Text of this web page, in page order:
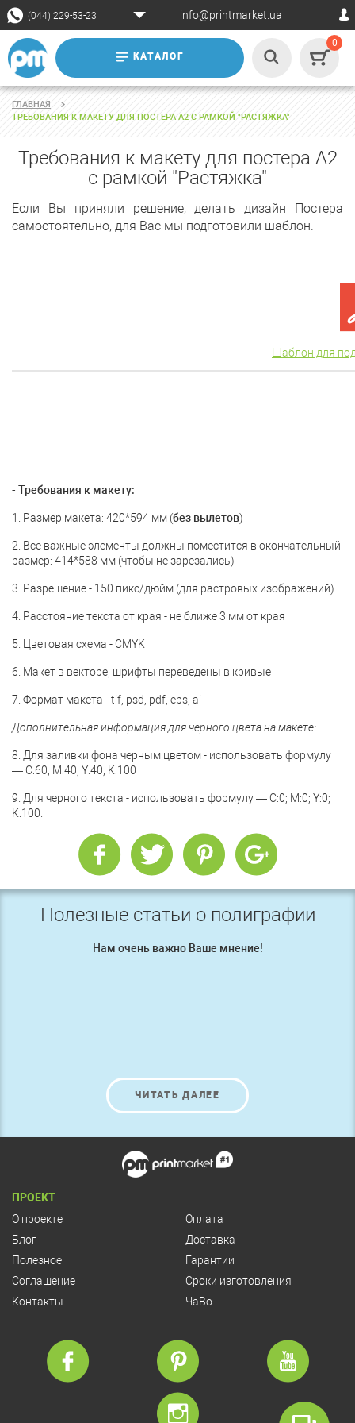
(044) 229-53-23 info@printmarket.ua
КАТАЛОГ
0
ГЛАВНАЯ
ТРЕБОВАНИЯ К МАКЕТУ ДЛЯ ПОСТЕРА А2 С РАМКОЙ "РАСТЯЖКА"
Требования к макету для постера А2
с рамкой "Растяжка"
Если Вы приняли решение, делать дизайн Постера
самостоятельно, для Вас мы подготовили шаблон.
Шаблон для
- Требования к макету:
1. Размер макета: 420*594 мм (без вылетов)
2. Все важные элементы должны поместится в окончательный
размер: 414*588 мм (чтобы не зарезались)
3. Разрешение - 150 пикс/дюйм (для растровых изображений)
4. Расстояние текста от края - не ближе 3 мм от края
5. Цветовая схема - CMYK
6. Макет в векторе, шрифты переведены в кривые
7. Формат макета - tif, psd, pdf, eps, ai
Дополнительная информация для черного цвета на макете:
8. Для заливки фона черным цветом - использовать формулу
— С:60; М:40; Y:40; K:100
9. Для черного текста - использовать формулу — С:0; М:0; Y:0;
K:100.
Полезные статьи о полиграфии
Нам очень важно Ваше мнение!
ЧИТАТЬ ДАЛЕЕ
ПРОЕКТ
О проекте
Блог
Полезное
Соглашение
Контакты
Оплата
Доставка
Гарантии
Сроки изготовления
ЧаВо